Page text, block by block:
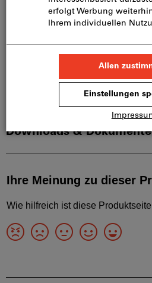
Blätterkatalog
Produktdetails
Downloads & Dokumente